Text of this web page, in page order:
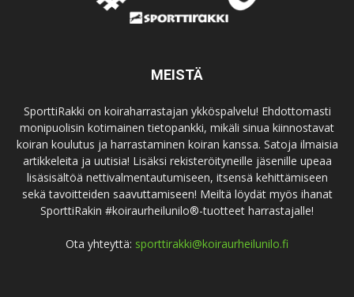
MEISTÄ
SporttiRakki on koiraharrastajan ykköspalvelu! Ehdottomasti
monipuolisin kotimainen tietopankki, mikäli sinua kiinnostavat
koiran koulutus ja harrastaminen koiran kanssa. Satoja ilmaisia
artikkeleita ja uutisia! Lisäksi rekisteröityneille jäsenille upeaa
lisäsisältöä nettivalmentautumiseen, itsensä kehittämiseen
sekä tavoitteiden saavuttamiseen! Meiltä löydät myös ihanat
SporttiRakin #koiraurheilunilo®-tuotteet harrastajalle!
Ota yhteyttä: sporttirakki@koiraurheilunilo.fi